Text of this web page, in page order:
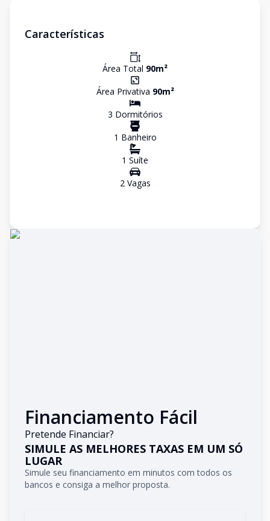
Características
Área Total 90m²
Área Privativa 90m²
3 Dormitórios
1 Banheiro
1 Suíte
2Vagas
Financiamento Fácil
Pretende Financiar?
SIMULE AS MELHORES TAXAS EM UM SÓ
LUGAR
Simule seu financiamento em minutos com todos os
bancos e consiga a melhor proposta.